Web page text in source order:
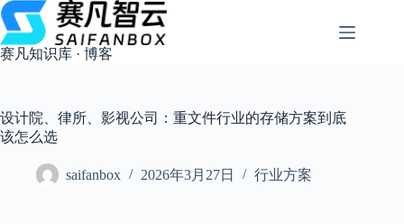
跳
过
内
容
赛凡知识库 · 博客
设计院、律所、影视公司：重文件行业的存储方案到底
该怎么选
saifanbox 2026年3月27日 行业方案